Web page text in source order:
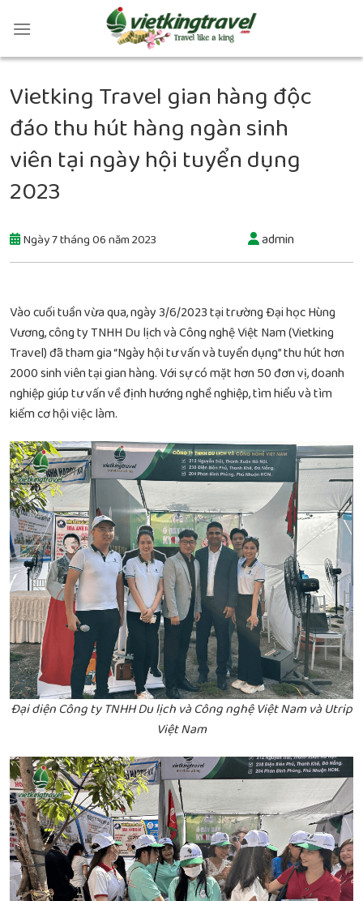
Vietking Travel gian hàng độc
đáo thu hút hàng ngàn sinh
viên tại ngày hội tuyển dụng
2023
Ngày 7 tháng 06 năm 2023 admin
Vào cuối tuần vừa qua, ngày 3/6/2023 tại trường Đại học Hùng
Vương, công ty TNHH Du lịch và Công nghệ Việt Nam (Vietking
Travel) đã tham gia “Ngày hội tư vấn và tuyển dụng” thu hút hơn
2000 sinh viên tại gian hàng. Với sự có mặt hơn 50 đơn vị, doanh
nghiệp giúp tư vấn về định hướng nghề nghiệp, tìm hiểu và tìm
kiếm cơ hội việc làm.
Đại diện Công ty TNHH Du lịch và Công nghệ Việt Nam và Utrip
Việt Nam